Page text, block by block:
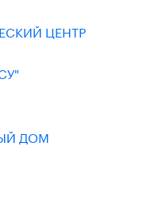
ЦЕНТР
ДОМ